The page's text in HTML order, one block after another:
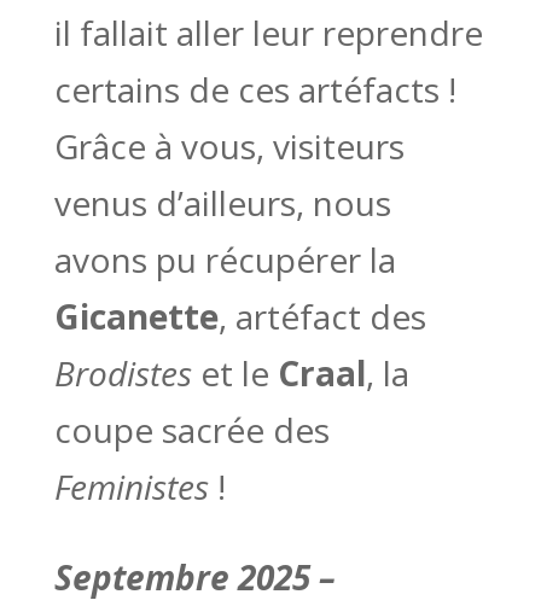
il fallait aller leur reprendre
certains de ces artéfacts !
Grâce à vous, visiteurs
venus d’ailleurs, nous
avons pu récupérer la
Gicanette, artéfact des
Brodisteset le Craal, la
coupe sacrée des
Feministes!
Septembre 2025 –